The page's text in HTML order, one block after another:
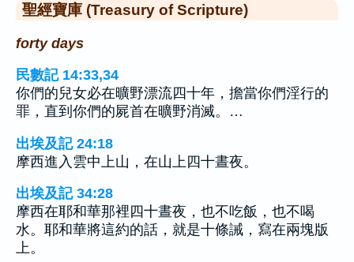
聖經寶庫 (Treasury of Scripture)
forty days
民數記 14:33,34
你們的兒女必在曠野漂流四十年，擔當你們淫行的
罪，直到你們的屍首在曠野消滅。…
出埃及記 24:18
摩西進入雲中上山，在山上四十晝夜。
出埃及記 34:28
摩西在耶和華那裡四十晝夜，也不吃飯，也不喝
水。耶和華將這約的話，就是十條誡，寫在兩塊版
上。